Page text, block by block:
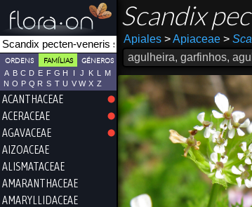
ORDENS FAMÍLIAS GÉNEROS
A B C D E F G H I J K L
M
N O P Q R S T U V W X Z
ACANTHACEAE
ACERACEAE
AGAVACEAE
AIZOACEAE
ALISMATACEAE
AMARANTHACEAE
AMARYLLIDACEAE
Scandix
Apiales >Apiaceae >
agulheira, garfinhos,